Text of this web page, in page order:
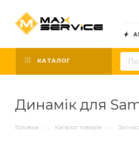
КАТАЛОГ
Динамік для
Головна — Каталог товарів —